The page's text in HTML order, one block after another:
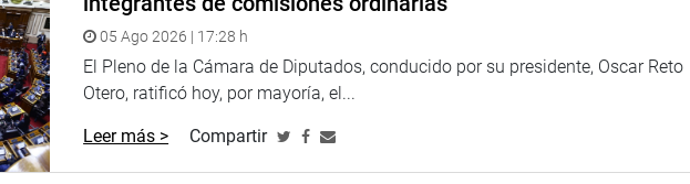
a la coyuntura eléctrica nacional y regional. De igual forma, Fredy Gonzales, Gerente
S.A.A, quien dio a conocer sobre la problemática operativa y de cobertura del servicio
General de la República informaron sobre los hallazgos de control sobre la
de Osinerming en la región Arequipa. Asimismo, los representantes del Comité
del Sistema Eléctrico Interconectado Nacional (COES-SINAC), que informaron sobre las
05 Ago 2026 | 17:28 h
El Pleno de la Cámara de Diputados, conducido por su presidente, Oscar Reto
Otero, ratificó hoy, por mayoría, el...
Leer más > Compartir